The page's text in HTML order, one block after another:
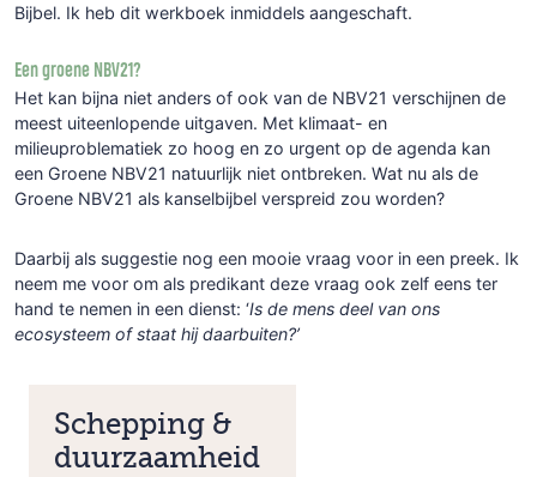
Bijbel. Ik heb dit werkboek inmiddels aangeschaft.
Een groene NBV21?
Het kan bijna niet anders of ook van de NBV21 verschijnen de
meest uiteenlopende uitgaven. Met klimaat- en
milieuproblematiek zo hoog en zo urgent op de agenda kan
een Groene NBV21 natuurlijk niet ontbreken. Wat nu als de
Groene NBV21 als kanselbijbel verspreid zou worden?
Daarbij als suggestie nog een mooie vraag voor in een preek. Ik
neem me voor om als predikant deze vraag ook zelf eens ter
hand te nemen in een dienst: ‘Is de mens deel van ons
ecosysteem of staat hij daarbuiten?’
Schepping &
duurzaamheid